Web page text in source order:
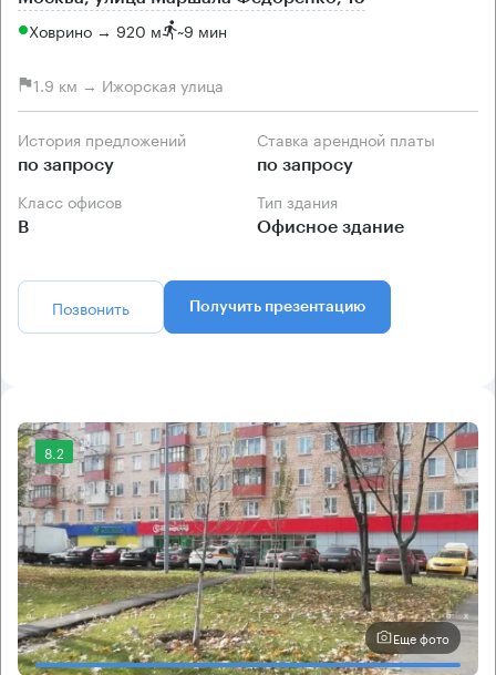
Ховрино → 920 м ~9 мин
1.9 км → Ижорская улица
История предложений
по запросу
Ставка арендной платы
по запросу
Класс офисов
B
Тип здания
Офисное здание
Позвонить Получить презентацию
8.2
Еще фото